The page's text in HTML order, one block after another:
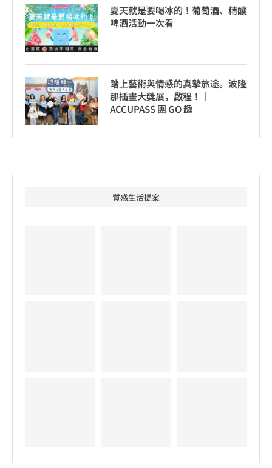
夏天就是要喝冰的！葡萄酒、精釀
啤酒活動一次看
踏上藝術與情感的真摯旅途。波隆
那插畫大獎展，啟程！│
ACCUPASS 團 GO 趣
質感生活提案